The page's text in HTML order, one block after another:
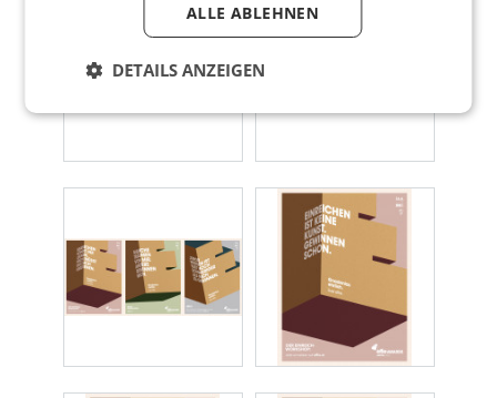
ALLE ABLEHNEN
DETAILS ANZEIGEN